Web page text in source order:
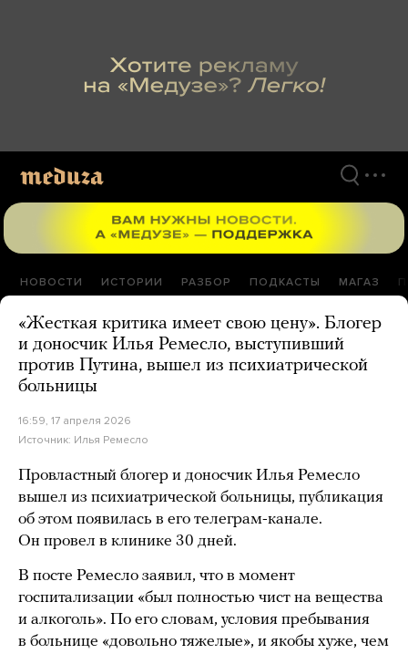
НОВОСТИ ИСТОРИИ РАЗБОР ПОДКАСТЫ МАГАЗ
«Жесткая критика имеет свою цену». Блогер
и доносчик Илья Ремесло, выступивший
против Путина, вышел из психиатрической
больницы
16:59, 17 апреля 2026
Источник: Илья Ремесло
Провластный блогер и доносчик Илья Ремесло
вышел из психиатрической больницы, публикация
об этом появилась в его телеграм-канале.
Он провел в клинике 30 дней.
В посте Ремесло заявил, что в момент
госпитализации «был полностью чист на вещества
и алкоголь». По его словам, условия пребывания
в больнице «довольно тяжелые», и якобы хуже, чем